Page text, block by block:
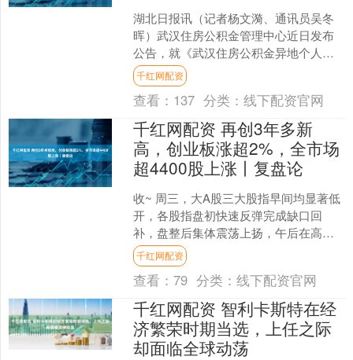
湖北日报讯（记者杨文漪、通讯员吴冬
晖）武汉住房公积金管理中心近日发布
公告，就《武汉住房公积金异地个人住
房贷款实施细则（征求意见稿）》公开
征求意见，时间截至3月2....
千红网配资
查看： 137 分类：线下配资官网
千红网配资 再创3年多新
高，创业板涨超2%，全市场
超4400股上涨丨复盘论
收~ 周三，大A股三大股指早间均显著低
开，各股指盘初快速反弹完成缺口回
补，盘整后集体震荡上扬，午后在高位
窄幅整理，收盘时均显著上涨。创业板
指盘中再创3年多新高，....
千红网配资
查看：79 分类：线下配资官网
千红网配资 智利卡斯特在经
济繁荣时期当选，上任之际
却面临全球动荡